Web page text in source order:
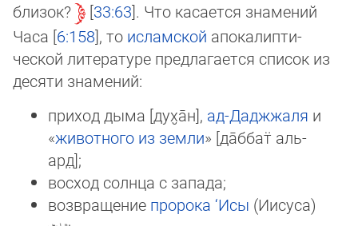
бли­зок?
33:63 . Что касается знамений
Часа [6:158], то исламской апо­калип­ти­
ческой ли­те­ра­туре предлагается список из
десяти знамений:
приход дыма [дух̮а̄н], ад-Даджжаля и
«животного из земли» [да̄ббат̈ аль-
ард̣];
восход солнца с запада;
возвращение пророка ‘Исы (Иисуса)